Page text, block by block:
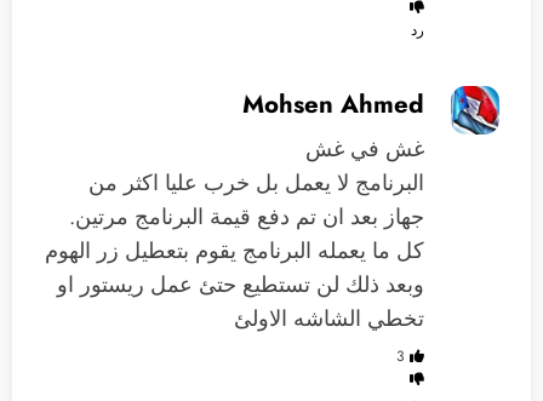
رد
Mohsen Ahmed
غش في غش
البرنامج لا يعمل بل خرب عليا اكثر من
جهاز بعد ان تم دفع قيمة البرنامج مرتين.
كل ما يعمله البرنامج يقوم بتعطيل زر الهوم
وبعد ذلك لن تستطيع حتئ عمل ريستور او
تخطي الشاشه الاولئ
3